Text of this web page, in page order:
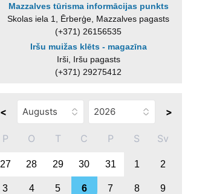
Mazzalves tūrisma informācijas punkts
Skolas iela 1, Ērberģe, Mazzalves pagasts
(+371) 26156535
Iršu muižas klēts - magazīna
Irši, Iršu pagasts
(+371) 29275412
< >
P O T C P S Sv
27 28 29 30 31 1 2
3 4 5 6 7 8 9